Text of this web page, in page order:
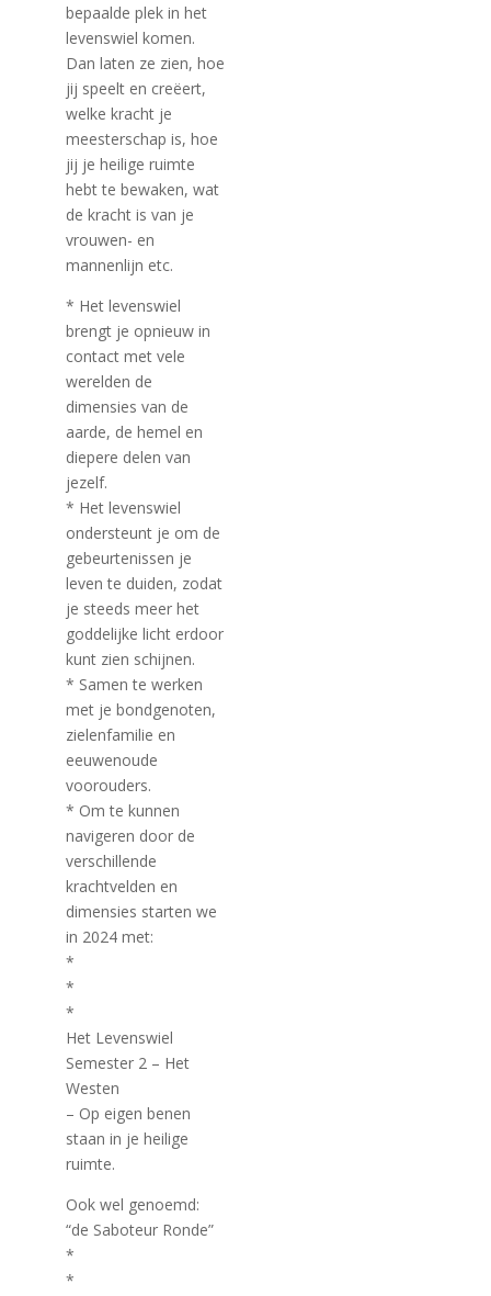
bepaalde plek in het
levenswiel komen.
Dan laten ze zien, hoe
jij speelt en creëert,
welke kracht je
meesterschap is, hoe
jij je heilige ruimte
hebt te bewaken, wat
de kracht is van je
vrouwen- en
mannenlijn etc.
* Het levenswiel
brengt je opnieuw in
contact met vele
werelden de
dimensies van de
aarde, de hemel en
diepere delen van
jezelf.
* Het levenswiel
ondersteunt je om de
gebeurtenissen je
leven te duiden, zodat
je steeds meer het
goddelijke licht erdoor
kunt zien schijnen.
* Samen te werken
met je bondgenoten,
zielenfamilie en
eeuwenoude
voorouders.
* Om te kunnen
navigeren door de
verschillende
krachtvelden en
dimensies starten we
in 2024 met:
*
*
*
Het Levenswiel
Semester 2 – Het
Westen
– Op eigen benen
staan in je heilige
ruimte.
Ook wel genoemd:
“de Saboteur Ronde”
*
*